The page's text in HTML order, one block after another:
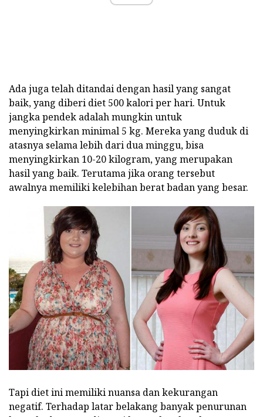
Ada juga telah ditandai dengan hasil yang sangat
baik, yang diberi diet 500 kalori per hari. Untuk
jangka pendek adalah mungkin untuk
menyingkirkan minimal 5 kg. Mereka yang duduk di
atasnya selama lebih dari dua minggu, bisa
menyingkirkan 10-20 kilogram, yang merupakan
hasil yang baik. Terutama jika orang tersebut
awalnya memiliki kelebihan berat badan yang besar.
Tapi diet ini memiliki nuansa dan kekurangan
negatif. Terhadap latar belakang banyak penurunan